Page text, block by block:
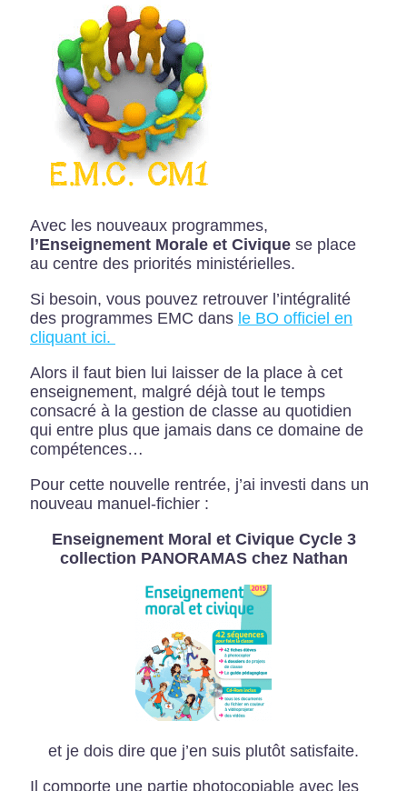
Avec les nouveaux programmes,
l’Enseignement Morale et Civique se place
au centre des priorités ministérielles.
Si besoin, vous pouvez retrouver l’intégralité
des programmes EMC dans le BO officiel en
cliquant ici.
Alors il faut bien lui laisser de la place à cet
enseignement, malgré déjà tout le temps
consacré à la gestion de classe au quotidien
qui entre plus que jamais dans ce domaine de
compétences…
Pour cette nouvelle rentrée, j’ai investi dans un
nouveau manuel-fichier :
Enseignement Moral et Civique Cycle 3
collection PANORAMAS chez Nathan
et je dois dire que j’en suis plutôt satisfaite.
Il comporte une partie photocopiable avec les